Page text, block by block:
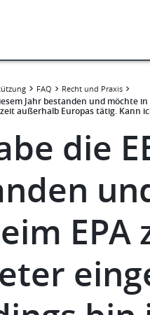
FAQ Recht und Praxis
Jahr bestanden und möchte
außerhalb Europas tätig. Kann
die
EPA